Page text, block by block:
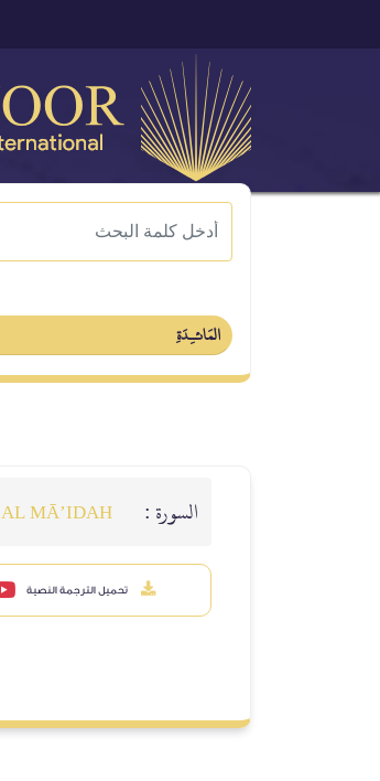
المَائـِدَةِ
السورة : AL MĀ’IDAH
تحميل الترجمة النصية